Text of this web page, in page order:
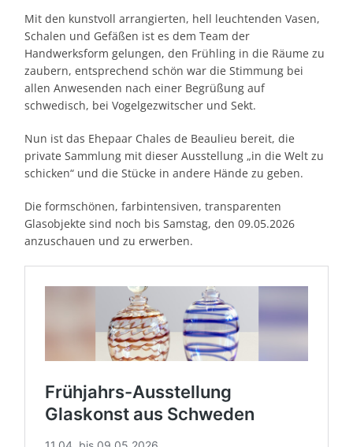
Mit den kunstvoll arrangierten, hell leuchtenden Vasen,
Schalen und Gefäßen ist es dem Team der
Handwerksform gelungen, den Frühling in die Räume zu
zaubern, entsprechend schön war die Stimmung bei
allen Anwesenden nach einer Begrüßung auf
schwedisch, bei Vogelgezwitscher und Sekt.
Nun ist das Ehepaar Chales de Beaulieu bereit, die
private Sammlung mit dieser Ausstellung „in die Welt zu
schicken“ und die Stücke in andere Hände zu geben.
Die formschönen, farbintensiven, transparenten
Glasobjekte sind noch bis Samstag, den 09.05.2026
anzuschauen und zu erwerben.